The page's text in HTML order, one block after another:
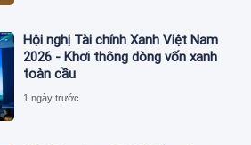
Hội nghị Tài chính Xanh Việt Nam
2026 - Khơi thông dòng vốn xanh
toàn cầu
1 ngày trước